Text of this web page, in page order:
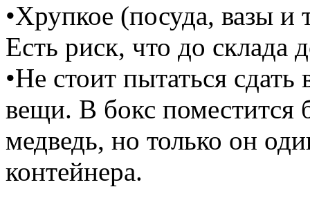
•Хрупкое (посуда, вазы и
Есть риск, что до склада
•Не стоит пытаться
вещи. В бокс
медведь, но только он
контейнера.